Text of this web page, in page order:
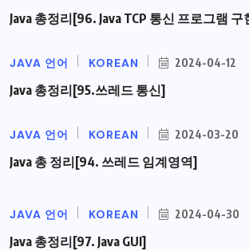
Java 총정리[96. Java TCP 통신 프로그램 구
JAVA 언어 KOREAN 2024-04-12
Java 총정리[95.쓰레드 통신]
JAVA 언어 KOREAN 2024-03-20
Java 총 정리[94. 쓰레드 임계영역]
JAVA 언어 KOREAN 2024-04-30
Java 총정리[97. Java GUI]